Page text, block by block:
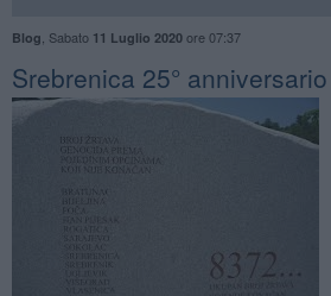
Blog Sabato 11 Luglio 2020ore 07:37
Srebrenica 25° anniversario